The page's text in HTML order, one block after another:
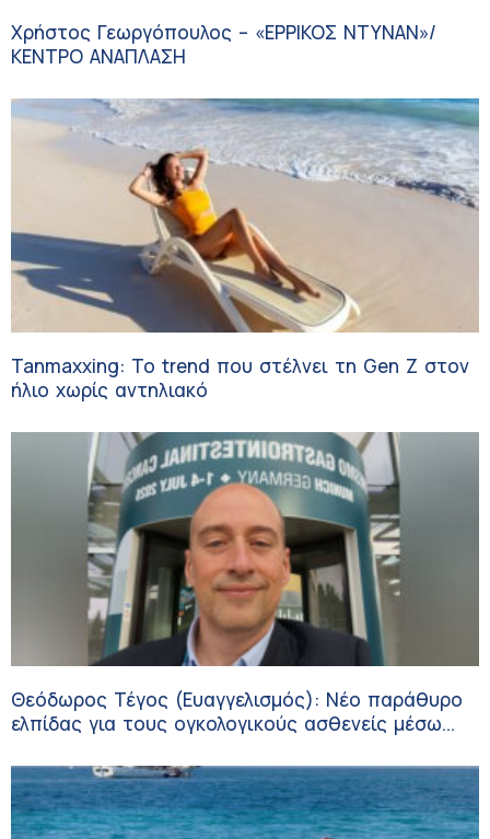
Χρήστος Γεωργόπουλος – «ΕΡΡΙΚΟΣ ΝΤΥΝΑΝ»/
ΚΕΝΤΡΟ ΑΝΑΠΛΑΣΗ
Tanmaxxing: To trend που στέλνει τη Gen Z στον
ήλιο χωρίς αντηλιακό
Θεόδωρος Τέγος (Ευαγγελισμός): Νέο παράθυρο
ελπίδας για τους ογκολογικούς ασθενείς μέσω